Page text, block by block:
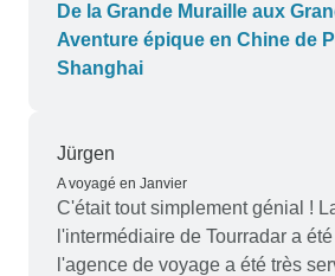
De la Grande Muraille aux
Aventure épique en Chine de
Shanghai
Jürgen
A voyagé en Janvier
C'était tout simplement génial !
l'intermédiaire de Tourradar a
l'agence de voyage a été très